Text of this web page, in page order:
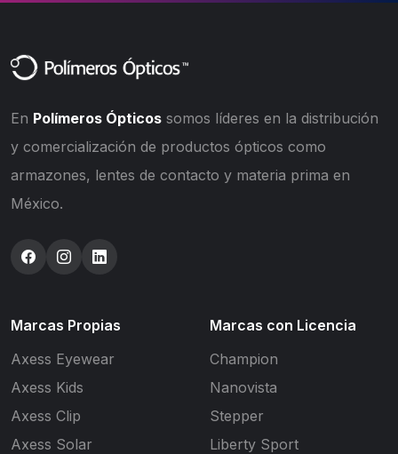
En Polímeros Ópticos somos líderes en la distribución
y comercialización de productos ópticos como
armazones, lentes de contacto y materia prima en
México.
Marcas Propias
Axess Eyewear
Axess Kids
Axess Clip
Axess Solar
Marcas con Licencia
Champion
Nanovista
Stepper
Liberty Sport